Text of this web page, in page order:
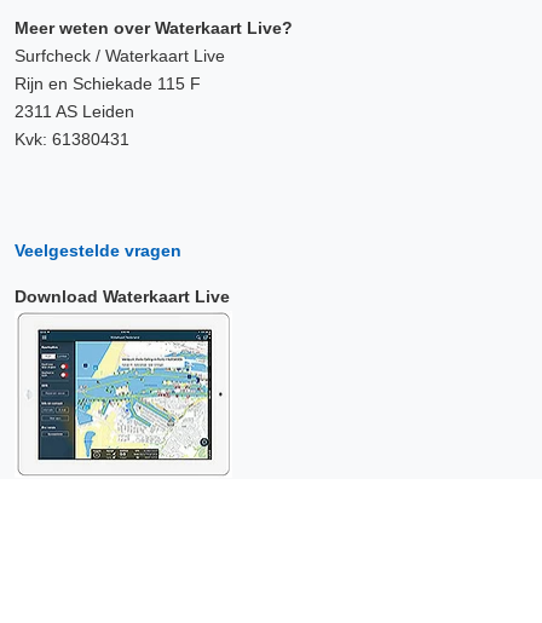
Meer weten over Waterkaart Live?
Surfcheck / Waterkaart Live
Rijn en Schiekade 115 F
2311 AS Leiden
Kvk: 61380431
Veelgestelde vragen
Download Waterkaart Live